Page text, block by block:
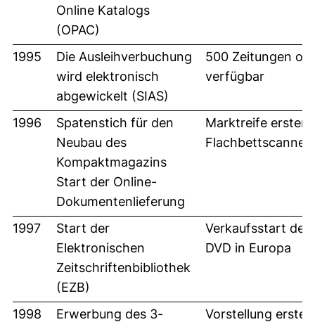
Online Katalogs
(OPAC)
1995
Die Ausleihverbuchung
wird elektronisch
abgewickelt (SIAS)
500 Zeitungen
verfügbar
1996
Spatenstich für den
Neubau des
Kompaktmagazins
Start der Online-
Dokumentenlieferung
Marktreife erster
Flachbettscanner
1997
Start der
Elektronischen
Zeitschriftenbibliothek
(EZB)
Verkaufsstart der
DVD in Europa
1998
Erwerbung des 3-
Vorstellung erster